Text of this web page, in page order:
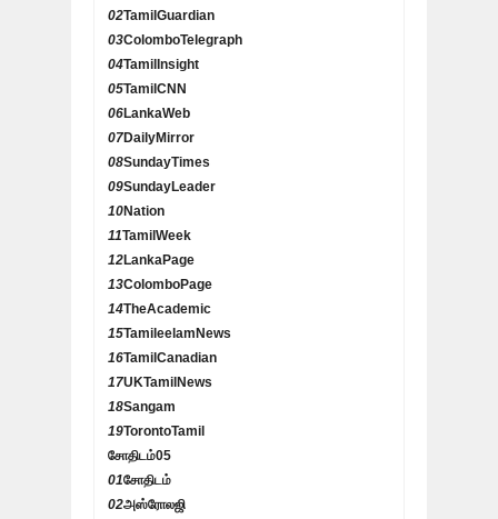
02TamilGuardian
03ColomboTelegraph
04TamilInsight
05TamilCNN
06LankaWeb
07DailyMirror
08SundayTimes
09SundayLeader
10Nation
11TamilWeek
12LankaPage
13ColomboPage
14TheAcademic
15TamileelamNews
16TamilCanadian
17UKTamilNews
18Sangam
19TorontoTamil
சோதிடம்05
01சோதிடம்
02அஸ்ரோலஜி